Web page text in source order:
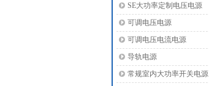
SE大功率定制电压电源
可调电压电源
可调电压电流电源
导轨电源
常规室内大功率开关电源